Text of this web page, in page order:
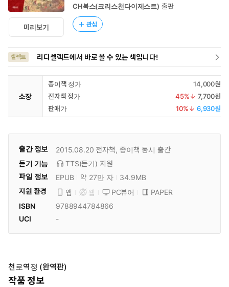
미리보기
CH북스(크리스천다이제스트) 출판
관심
셀렉트 리디셀렉트에서 바로 볼 수 있는 책입니다!
소장
종이책 정가
14,000원
전자책 정가
45%↓ 7,700원
판매가
10%↓ 6,930원
출간 정보 2015.08.20 전자책, 종이책 동시 출간
듣기 기능
TTS(듣기) 지원
파일 정보
EPUB 약 27만 자
34.9MB
지원 환경
앱 웹 PC뷰어
PAPER
ISBN
9788944784866
UCI
-
천로역정 (완역판)
작품 정보